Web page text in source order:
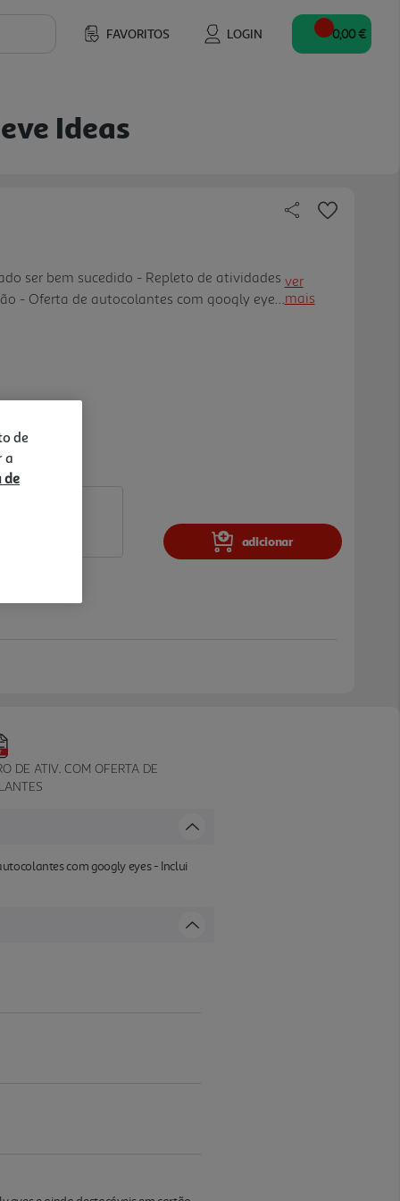
FAVORITOS LOGIN 0,00 €
Ideas
ser bem sucedido - Repleto de atividades
- Oferta de autocolantes com googly eyes
no final do livro para criações de
ver
mais
adicionar
DE ATIV. COM OFERTA DE
com googly eyes - Inclui
de
a
de